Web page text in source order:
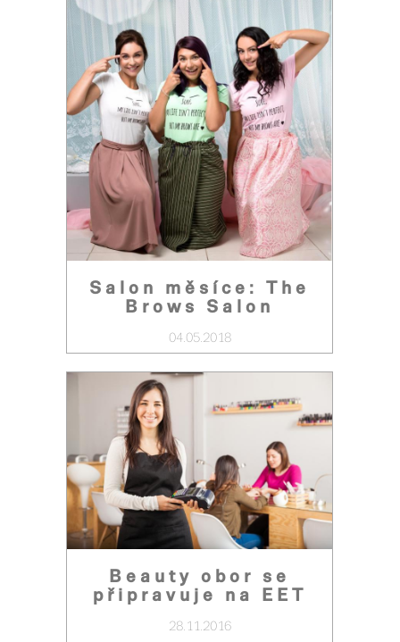
Salon měsíce: The
Brows Salon
04.05.2018
Beauty obor se
připravuje na EET
28.11.2016